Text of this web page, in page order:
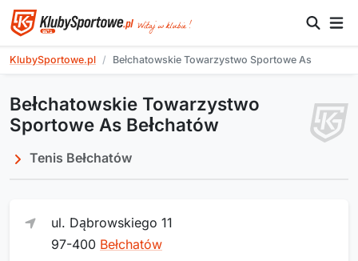
KlubySportowe.pl Bełchatowskie Towarzystwo Sportowe As
Bełchatowskie Towarzystwo
Sportowe As Bełchatów
Tenis Bełchatów
ul. Dąbrowskiego 11
97-400 Bełchatów